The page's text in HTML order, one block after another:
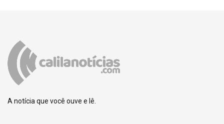
A notícia que você ouve e lê.